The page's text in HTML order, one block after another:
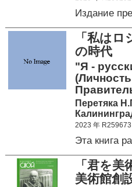
Издание
「私は
の時代
"Я -
Перетяка
2023 年 R259673
Эта книга
「君を
美術館創